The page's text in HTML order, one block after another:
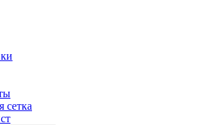
сетка